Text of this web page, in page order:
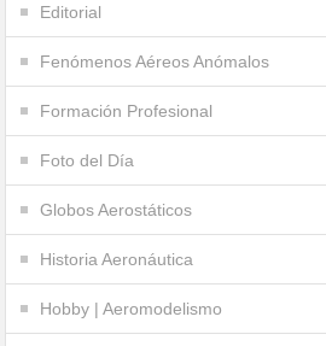
Editorial
Fenómenos Aéreos Anómalos
Formación Profesional
Foto del Día
Globos Aerostáticos
Historia Aeronáutica
Hobby | Aeromodelismo